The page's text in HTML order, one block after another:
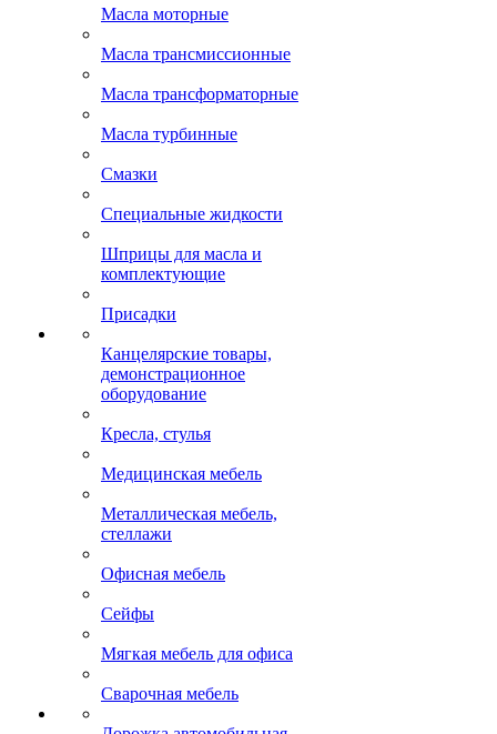
Масла моторные
Масла трансмиссионные
Масла трансформаторные
Масла турбинные
Смазки
Специальные жидкости
Шприцы для масла и
комплектующие
Присадки
Канцелярские товары,
демонстрационное
оборудование
Кресла, стулья
Медицинская мебель
Металлическая мебель,
стеллажи
Офисная мебель
Сейфы
Мягкая мебель для офиса
Сварочная мебель